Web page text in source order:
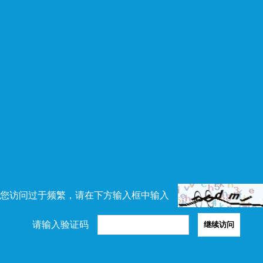
访问过于频繁，请在下方输入框中输入
请输入验证码 继续访问